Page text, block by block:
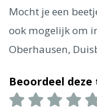
Alles bekijken
Mocht je een
ook mogelijk om
Oberhausen,
Beoordeel deze